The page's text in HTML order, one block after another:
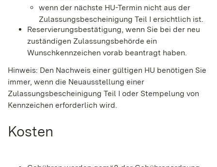
wenn der nächste HU-Termin nicht aus der
Zulassungsbescheinigung Teil I ersichtlich ist.
Reservierungsbestätigung, wenn Sie bei der neu
zuständigen Zulassungsbehörde ein
Wunschkennzeichen vorab beantragt haben.
Hinweis: Den Nachweis einer gültigen HU benötigen Sie
immer, wenn die Neuausstellung einer
Zulassungsbescheinigung Teil I oder Stempelung von
Kennzeichen erforderlich wird.
Kosten